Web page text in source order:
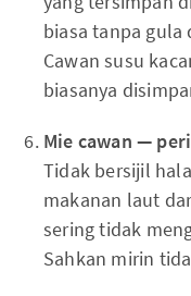
biasa tanpa
Cawan susu
biasanya
Mie cawan —
Tidak bersijil
makanan laut
sering tidak
Sahkan mirin